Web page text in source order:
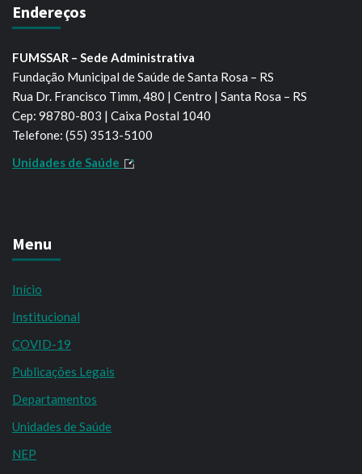
Endereços
FUMSSAR – Sede Administrativa
Fundação Municipal de Saúde de Santa Rosa – RS
Rua Dr. Francisco Timm, 480 | Centro | Santa Rosa – RS
Cep: 98780-803 | Caixa Postal 1040
Telefone: (55) 3513-5100
Unidades de Saúde
Menu
Início
Institucional
COVID-19
Publicações Legais
Departamentos
Unidades de Saúde
NEP